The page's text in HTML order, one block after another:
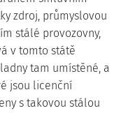
zdroj, průmyslovou
stálé provozovny,
v tomto státě
tam umístěné, a
jsou licenční
s takovou stálou